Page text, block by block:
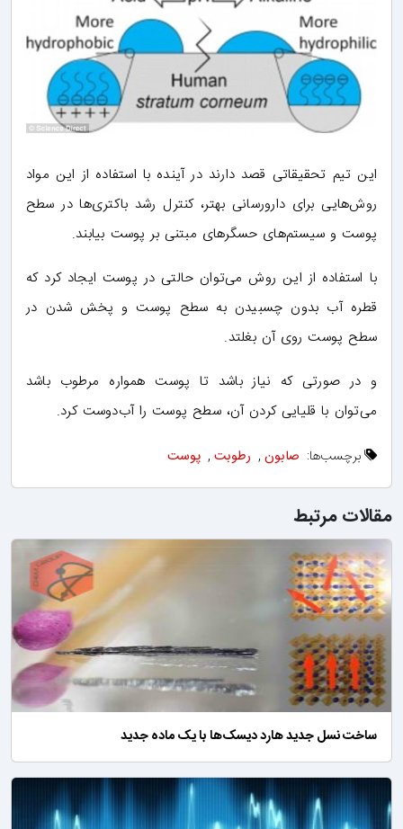
این تیم تحقیقاتی قصد دارند در آینده با استفاده از این مواد
روش‌هایی برای دارورسانی بهتر، کنترل رشد باکتری‌ها در سطح
پوست و سیستم‌های حسگرهای مبتنی بر پوست بیابند.
با استفاده از این روش می‌توان حالتی در پوست ایجاد کرد که
قطره آب بدون چسبیدن به سطح پوست و پخش شدن در
سطح پوست روی آن بغلتد.
و در صورتی که نیاز باشد تا پوست همواره مرطوب باشد
می‌توان با قلیایی کردن آن، سطح پوست را آب‌دوست کرد.
برچسب‌ها: صابون , رطوبت , پوست
مقالات مرتبط
ساخت نسل جدید هارد دیسک‌ها با یک ماده جدید